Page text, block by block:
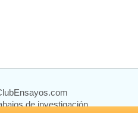
de investigación